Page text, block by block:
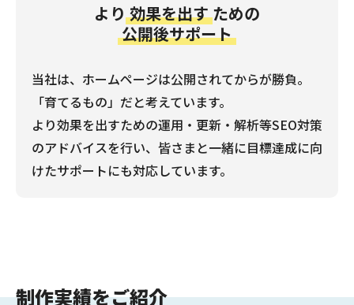
より 効果を出す ための
公開後サポート
当社は、ホームページは公開されてからが勝負。
「育てるもの」だと考えています。
より効果を出すための運用・更新・解析等SEO対策
のアドバイスを行い、皆さまと一緒に目標達成に向
けたサポートにも対応しています。
制作実績をご紹介